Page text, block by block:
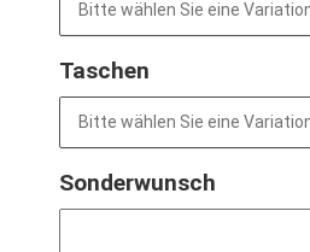
Bitte wählen Sie eine
Taschen
Bitte wählen Sie eine
Sonderwunsch